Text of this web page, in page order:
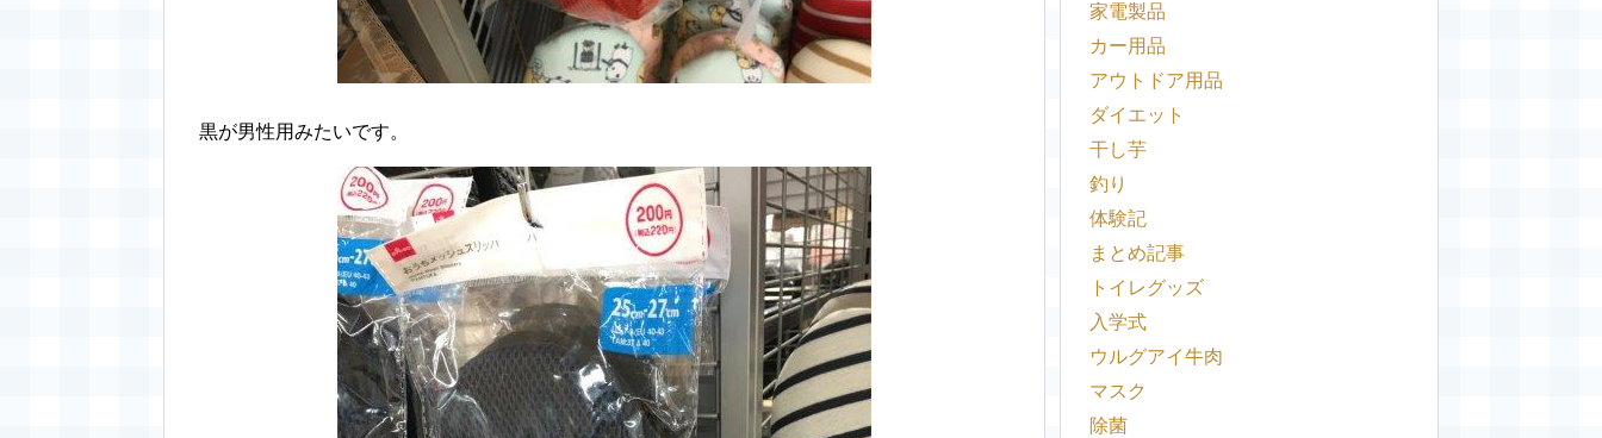
黒が男性用みたいです。
家電製品
カー用品
アウトドア用品
ダイエット
干し芋
釣り
体験記
まとめ記事
トイレグッズ
入学式
ウルグアイ牛肉
マスク
除菌